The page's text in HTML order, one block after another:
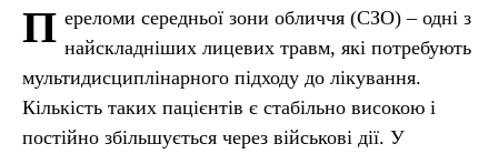
П ереломи середньої зони обличчя (СЗО) – одні з
найскладніших лицевих травм, які потребують
мультидисциплінарного підходу до лікування.
Кількість таких пацієнтів є стабільно високою і
постійно збільшується через військові дії. У